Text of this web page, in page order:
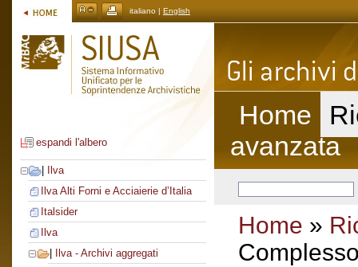
italiano | English
espandi l'albero
Ilva
Ilva Alti Forni e Acciaierie d’Italia
Italsider
Ilva
Ilva - Archivi aggregati
Home
avanzata
Home »